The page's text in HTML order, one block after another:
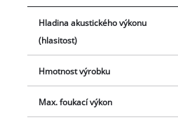
regulace otáček lze podle potřeby
výkon. Díky měkkému úchopu je
pohodlně a bezpečně, což
Hladina akustického výkonu
(hlasitost)
Hmotnost výrobku
Max. foukací výkon